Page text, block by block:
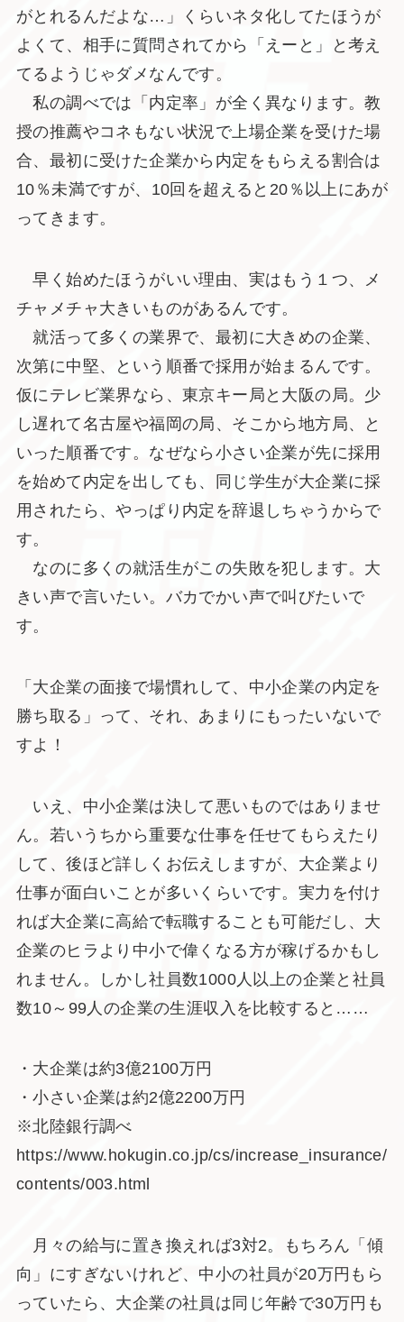
がとれるんだよな…」くらいネタ化してたほうが
よくて、相手に質問されてから「えーと」と考え
てるようじゃダメなんです。
私の調べでは「内定率」が全く異なります。教
授の推薦やコネもない状況で上場企業を受けた場
合、最初に受けた企業から内定をもらえる割合は
10％未満ですが、10回を超えると20％以上にあが
ってきます。
早く始めたほうがいい理由、実はもう１つ、メ
チャメチャ大きいものがあるんです。
就活って多くの業界で、最初に大きめの企業、
次第に中堅、という順番で採用が始まるんです。
仮にテレビ業界なら、東京キー局と大阪の局。少
し遅れて名古屋や福岡の局、そこから地方局、と
いった順番です。なぜなら小さい企業が先に採用
を始めて内定を出しても、同じ学生が大企業に採
用されたら、やっぱり内定を辞退しちゃうからで
す。
なのに多くの就活生がこの失敗を犯します。大
きい声で言いたい。バカでかい声で叫びたいで
す。
「大企業の面接で場慣れして、中小企業の内定を
勝ち取る」って、それ、あまりにもったいないで
すよ！
いえ、中小企業は決して悪いものではありませ
ん。若いうちから重要な仕事を任せてもらえたり
して、後ほど詳しくお伝えしますが、大企業より
仕事が面白いことが多いくらいです。実力を付け
れば大企業に高給で転職することも可能だし、大
企業のヒラより中小で偉くなる方が稼げるかもし
れません。しかし社員数1000人以上の企業と社員
数10～99人の企業の生涯収入を比較すると……
・大企業は約3億2100万円
・小さい企業は約2億2200万円
※北陸銀行調べ
https://www.hokugin.co.jp/cs/increase_insurance/
contents/003.html
月々の給与に置き換えれば3対2。もちろん「傾
向」にすぎないけれど、中小の社員が20万円もら
っていたら、大企業の社員は同じ年齢で30万円も